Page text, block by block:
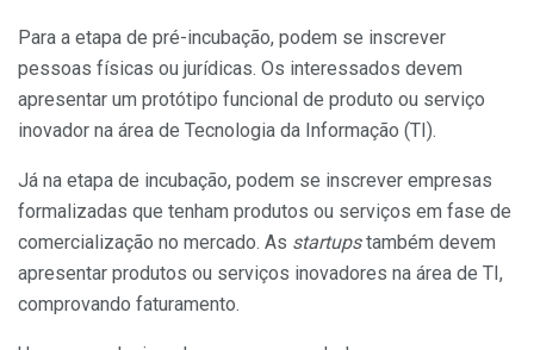
Para a etapa de pré-incubação, podem se inscrever
pessoas físicas ou jurídicas. Os interessados devem
apresentar um protótipo funcional de produto ou serviço
inovador na área de Tecnologia da Informação (TI).
Já na etapa de incubação, podem se inscrever empresas
formalizadas que tenham produtos ou serviços em fase de
comercialização no mercado. As startupstambém devem
apresentar produtos ou serviços inovadores na área de TI,
comprovando faturamento.